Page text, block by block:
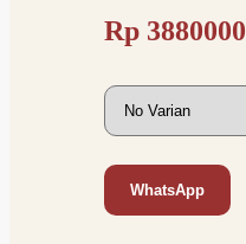
Rp 3880000
WhatsApp